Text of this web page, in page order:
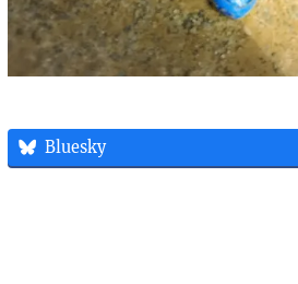
Bluesky